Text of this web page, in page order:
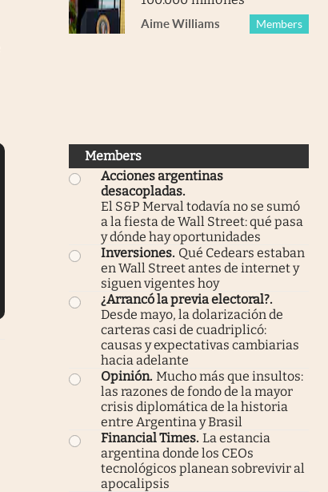
Aime Williams Members
Members
Acciones argentinas
desacopladas.
El S&P Merval todavía no se sumó
a la fiesta de Wall Street: qué pasa
y dónde hay oportunidades
Inversiones. Qué Cedears estaban
en Wall Street antes de internet y
siguen vigentes hoy
¿Arrancó la previa electoral?.
Desde mayo, la dolarización de
carteras casi de cuadriplicó:
causas y expectativas cambiarias
hacia adelante
Opinión. Mucho más que insultos:
las razones de fondo de la mayor
crisis diplomática de la historia
entre Argentina y Brasil
Financial Times. La estancia
argentina donde los CEOs
tecnológicos planean sobrevivir al
apocalipsis